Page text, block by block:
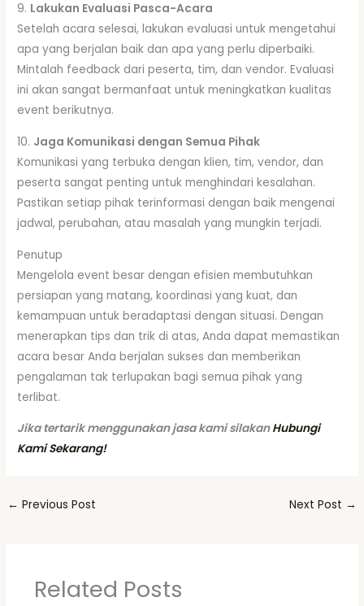
9. Lakukan Evaluasi Pasca-Acara
Setelah acara selesai, lakukan evaluasi untuk mengetahui
apa yang berjalan baik dan apa yang perlu diperbaiki.
Mintalah feedback dari peserta, tim, dan vendor. Evaluasi
ini akan sangat bermanfaat untuk meningkatkan kualitas
event berikutnya.
10. Jaga Komunikasi dengan Semua Pihak
Komunikasi yang terbuka dengan klien, tim, vendor, dan
peserta sangat penting untuk menghindari kesalahan.
Pastikan setiap pihak terinformasi dengan baik mengenai
jadwal, perubahan, atau masalah yang mungkin terjadi.
Penutup
Mengelola event besar dengan efisien membutuhkan
persiapan yang matang, koordinasi yang kuat, dan
kemampuan untuk beradaptasi dengan situasi. Dengan
menerapkan tips dan trik di atas, Anda dapat memastikan
acara besar Anda berjalan sukses dan memberikan
pengalaman tak terlupakan bagi semua pihak yang
terlibat.
Jika tertarik menggunakan jasa kami silakanHubungi
Kami Sekarang!
← Previous Post Next Post →
Related Posts